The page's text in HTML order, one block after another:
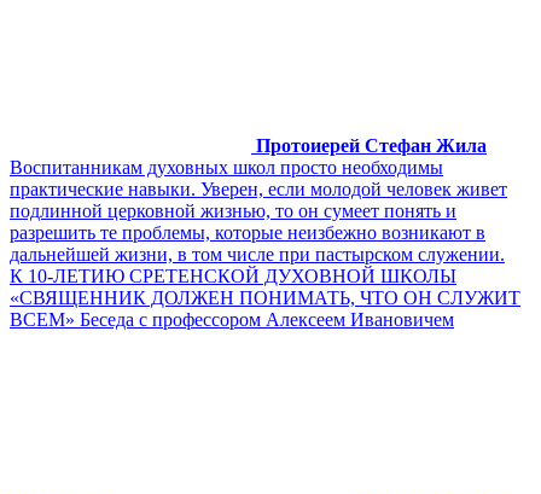
Протоиерей Стефан Жила
Воспитанникам духовных школ просто необходимы
практические навыки. Уверен, если молодой человек живет
подлинной церковной жизнью, то он сумеет понять и
разрешить те проблемы, которые неизбежно возникают в
дальнейшей жизни, в том числе при пастырском служении.
К 10-ЛЕТИЮ СРЕТЕНСКОЙ ДУХОВНОЙ ШКОЛЫ
«СВЯЩЕННИК ДОЛЖЕН ПОНИМАТЬ, ЧТО ОН СЛУЖИТ
ВСЕМ» Беседа с профессором Алексеем Ивановичем